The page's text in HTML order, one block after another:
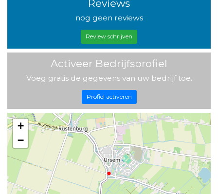
Reviews
nog geen reviews
Review schrijven
Activeer Bedrijfsprofiel
Voeg gratis de gegevens van uw bedrijf toe.
Profiel activeren
+
−